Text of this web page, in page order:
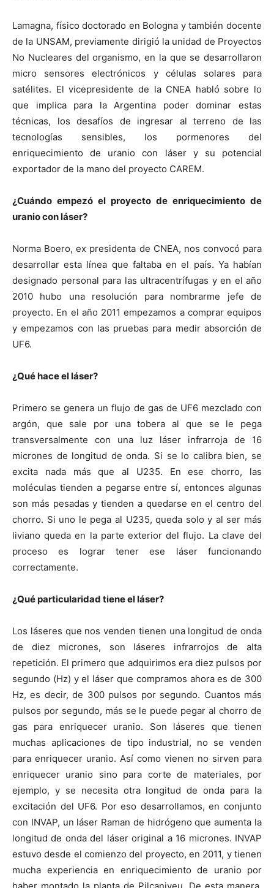
Lamagna, físico doctorado en Bologna y también docente
de la UNSAM, previamente dirigió la unidad de Proyectos
No Nucleares del organismo, en la que se desarrollaron
micro sensores electrónicos y células solares para
satélites. El vicepresidente de la CNEA habló sobre lo
que implica para la Argentina poder dominar estas
técnicas, los desafíos de ingresar al terreno de las
tecnologías sensibles, los pormenores del
enriquecimiento de uranio con láser y su potencial
exportador de la mano del proyecto CAREM.
¿Cuándo empezó el proyecto de enriquecimiento de
uranio con láser?
Norma Boero, ex presidenta de CNEA, nos convocó para
desarrollar esta línea que faltaba en el país. Ya habían
designado personal para las ultracentrífugas y en el año
2010 hubo una resolución para nombrarme jefe de
proyecto. En el año 2011 empezamos a comprar equipos
y empezamos con las pruebas para medir absorción de
UF6.
¿Qué hace el láser?
Primero se genera un flujo de gas de UF6 mezclado con
argón, que sale por una tobera al que se le pega
transversalmente con una luz láser infrarroja de 16
micrones de longitud de onda. Si se lo calibra bien, se
excita nada más que al U235. En ese chorro, las
moléculas tienden a pegarse entre sí, entonces algunas
son más pesadas y tienden a quedarse en el centro del
chorro. Si uno le pega al U235, queda solo y al ser más
liviano queda en la parte exterior del flujo. La clave del
proceso es lograr tener ese láser funcionando
correctamente.
¿Qué particularidad tiene el láser?
Los láseres que nos venden tienen una longitud de onda
de diez micrones, son láseres infrarrojos de alta
repetición. El primero que adquirimos era diez pulsos por
segundo (Hz) y el láser que compramos ahora es de 300
Hz, es decir, de 300 pulsos por segundo. Cuantos más
pulsos por segundo, más se le puede pegar al chorro de
gas para enriquecer uranio. Son láseres que tienen
muchas aplicaciones de tipo industrial, no se venden
para enriquecer uranio. Así como vienen no sirven para
enriquecer uranio sino para corte de materiales, por
ejemplo, y se necesita otra longitud de onda para la
excitación del UF6. Por eso desarrollamos, en conjunto
con INVAP, un láser Raman de hidrógeno que aumenta la
longitud de onda del láser original a 16 micrones. INVAP
estuvo desde el comienzo del proyecto, en 2011, y tienen
mucha experiencia en enriquecimiento de uranio por
haber montado la planta de Pilcaniyeu. De esta manera,